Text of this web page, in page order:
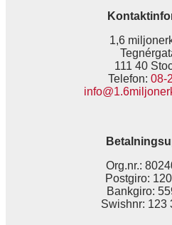
1,6
111 40
Telefon: 08-
Org.nr.:
Postgiro:
Bankgiro:
Swishnr: 123